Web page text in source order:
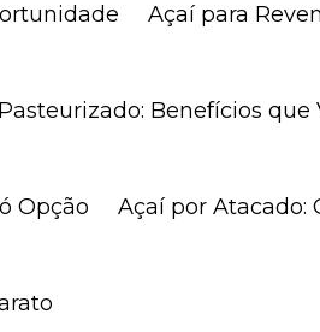
Açaí para
Pasteurizado: Benefícios
Opção Açaí por